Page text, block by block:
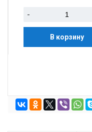
-
В корзину